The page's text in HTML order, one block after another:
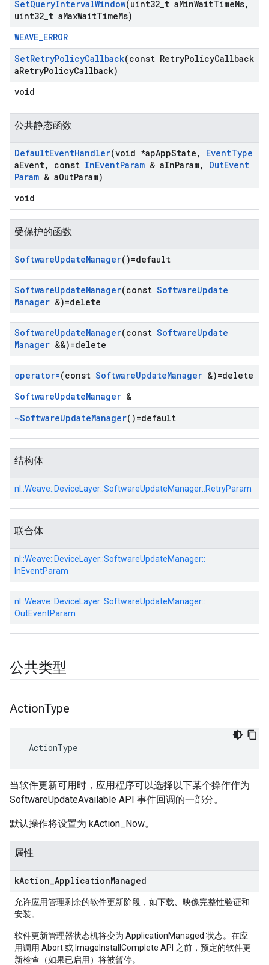
SetQueryIntervalWindow(uint32 t aMinWaitTimeMs,
uint32 t aMaxWaitTimeMs)
WEAVE_ERROR
SetRetryPolicyCallback(const RetryPolicyCallback
aRetryPolicyCallback)
void
公共静态函数
DefaultEventHandler(void *apAppState , EventType
aEvent, const InEventParam & aInParam, OutEvent
Param & aOutParam)
void
受保护的函数
SoftwareUpdateManager()=default
SoftwareUpdateManager(const SoftwareUpdate
Manager &)=delete
SoftwareUpdateManager(const SoftwareUpdate
Manager &&)=delete
operator=(const SoftwareUpdateManager &)=delete
SoftwareUpdateManager &
~SoftwareUpdateManager()=default
结构体
nl::Weave::DeviceLayer::SoftwareUpdateManager::RetryParam
联合体
nl::Weave::DeviceLayer::SoftwareUpdateManager::
InEventParam
nl::Weave::DeviceLayer::SoftwareUpdateManager::
OutEventParam
公共类型
ActionType
ActionType
当软件更新可用时，应用程序可以选择以下某个操作作为
SoftwareUpdateAvailable API 事件回调的一部分。
默认操作将设置为 kAction_Now。
属性
kAction ApplicationManaged
允许应用管理剩余的软件更新阶段，如下载、映像完整性验证和
安装。
软件更新管理器状态机将变为 ApplicationManaged 状态。在应
用调用 Abort 或 ImageInstallComplete API 之前，预定的软件更
新检查（如果已启用）将被暂停。